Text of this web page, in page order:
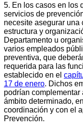
5. En los casos en los
servicios de
necesite asegurar una
estructura y
Departamento u
varios empleados
preventiva, que
requerida para las
establecido en el
17 de enero. Dichos
podrían
ámbito determinado,
coordinación y con el
Prevención.